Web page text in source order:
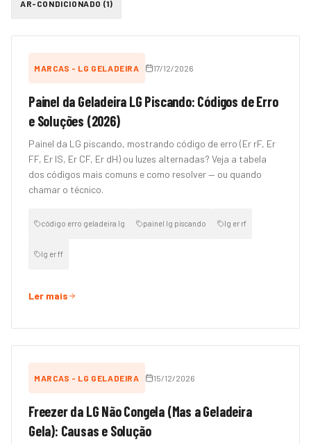
AR-CONDICIONADO (1)
MARCAS - LG GELADEIRA 17/12/2026
Painel da Geladeira LG Piscando: Códigos de Erro
e Soluções (2026)
Painel da LG piscando, mostrando código de erro (Er rF, Er
FF, Er IS, Er CF, Er dH) ou luzes alternadas? Veja a tabela
dos códigos mais comuns e como resolver — ou quando
chamar o técnico.
código erro geladeira lg painel lg piscando lg er rf
lg er ff
Ler mais
MARCAS - LG GELADEIRA 15/12/2026
Freezer da LG Não Congela (Mas a Geladeira
Gela): Causas e Solução